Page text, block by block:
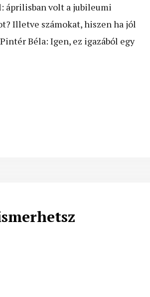
áprilisban volt a jubileumi
Illetve számokat, hiszen ha jól
Béla: Igen, ez igazából egy